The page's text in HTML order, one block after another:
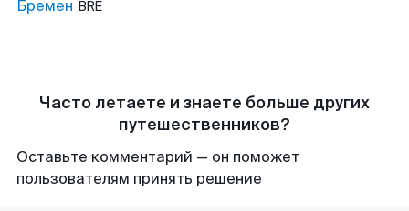
Бремен BRE
Часто летаете и знаете больше других
путешественников?
Оставьте комментарий — он поможет
пользователям принять решение